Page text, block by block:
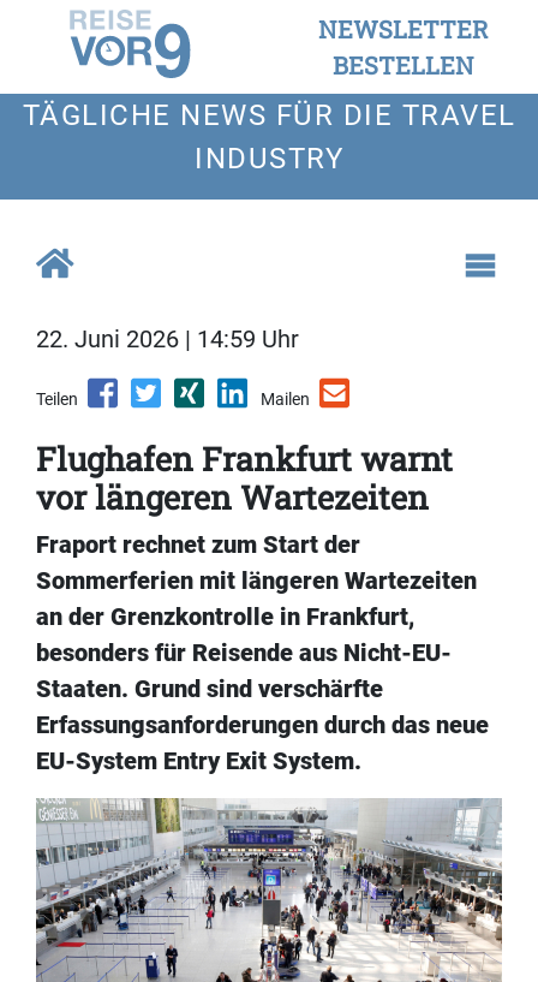
NEWSLETTER
BESTELLEN
TÄGLICHE NEWS FÜR DIE TRAVEL
INDUSTRY
22. Juni 2026 | 14:59 Uhr
Teilen Mailen
Flughafen Frankfurt warnt
vor längeren Wartezeiten
Fraport rechnet zum Start der
Sommerferien mit längeren Wartezeiten
an der Grenzkontrolle in Frankfurt,
besonders für Reisende aus Nicht-EU-
Staaten. Grund sind verschärfte
Erfassungsanforderungen durch das neue
EU-System Entry Exit System.